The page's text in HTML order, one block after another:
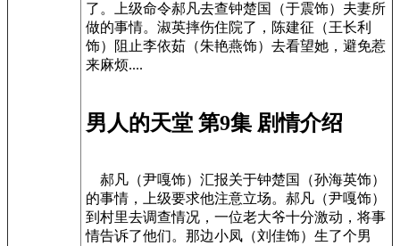
了。上级命令郝凡去查钟楚国（于震饰）夫妻所
做的事情。淑英摔伤住院了，陈建征（王长利
饰）阻止李依茹（朱艳燕饰）去看望她，避免惹
来麻烦....
男人的天堂 第9集 剧情介绍
郝凡（尹嘎饰）汇报关于钟楚国（孙海英饰）
的事情，上级要求他注意立场。郝凡（尹嘎饰）
到村里去调查情况，一位老大爷十分激动，将事
情告诉了他们。那边小凤（刘佳饰）生了个男